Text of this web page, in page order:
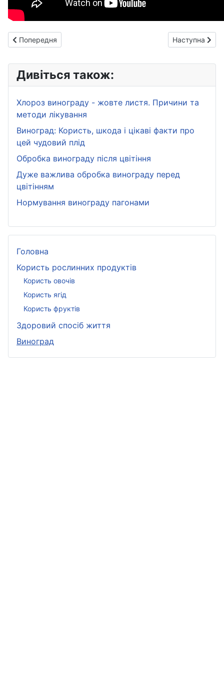
Попередня стаття: Обробка винограду після цвітіння
Попередня Наступна
Наступна
Дивіться також:
Хлороз винограду - жовте листя. Причини та
методи лікування
Виноград: Користь, шкода і цікаві факти про
цей чудовий плід
Обробка винограду після цвітіння
Дуже важлива обробка винограду перед
цвітінням
Нормування винограду пагонами
Головна
Користь рослинних продуктів
Користь овочів
Користь ягід
Користь фруктів
Здоровий спосіб життя
Виноград